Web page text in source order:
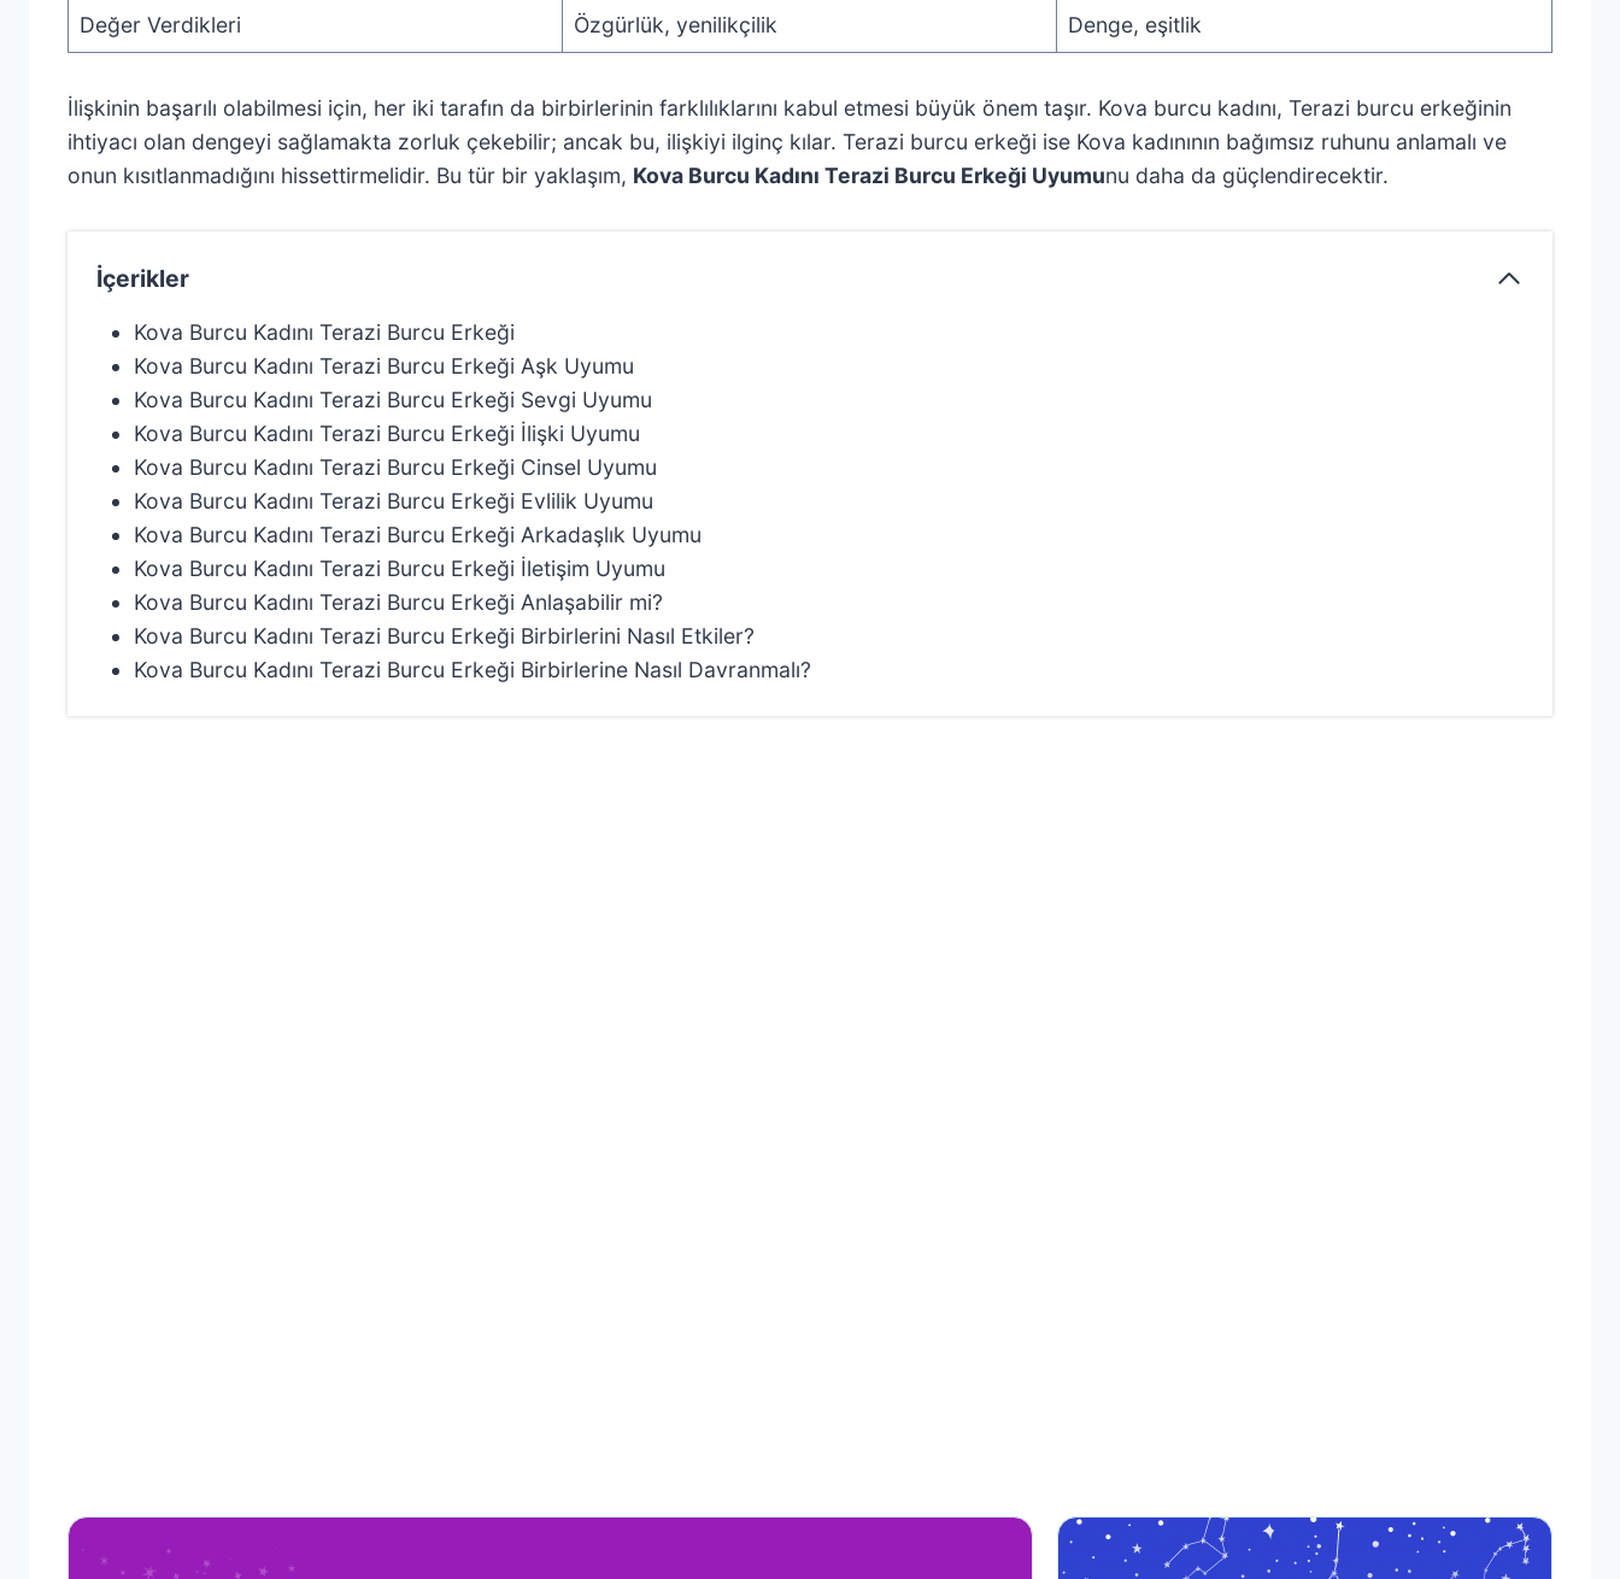
Değer Verdikleri Özgürlük, yenilikçilik Denge, eşitlik
İlişkinin başarılı olabilmesi için, her iki tarafın da birbirlerinin farklılıklarını kabul etmesi büyük önem taşır. Kova burcu kadını, Terazi burcu erkeğinin
ihtiyacı olan dengeyi sağlamakta zorluk çekebilir; ancak bu, ilişkiyi ilginç kılar. Terazi burcu erkeği ise Kova kadınının bağımsız ruhunu anlamalı ve
onun kısıtlanmadığını hissettirmelidir. Bu tür bir yaklaşım, Kova Burcu Kadını Terazi Burcu Erkeği Uyumunu daha da güçlendirecektir.
İçerikler
Kova Burcu Kadını Terazi Burcu Erkeği
Kova Burcu Kadını Terazi Burcu Erkeği Aşk Uyumu
Kova Burcu Kadını Terazi Burcu Erkeği Sevgi Uyumu
Kova Burcu Kadını Terazi Burcu Erkeği İlişki Uyumu
Kova Burcu Kadını Terazi Burcu Erkeği Cinsel Uyumu
Kova Burcu Kadını Terazi Burcu Erkeği Evlilik Uyumu
Kova Burcu Kadını Terazi Burcu Erkeği Arkadaşlık Uyumu
Kova Burcu Kadını Terazi Burcu Erkeği İletişim Uyumu
Kova Burcu Kadını Terazi Burcu Erkeği Anlaşabilir mi?
Kova Burcu Kadını Terazi Burcu Erkeği Birbirlerini Nasıl Etkiler?
Kova Burcu Kadını Terazi Burcu Erkeği Birbirlerine Nasıl Davranmalı?